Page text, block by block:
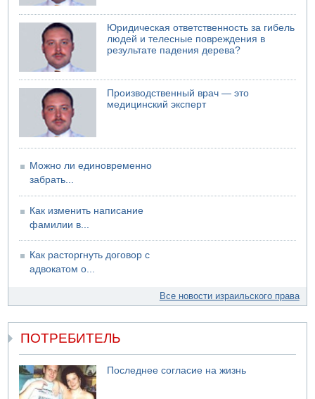
Юридическая ответственность за гибель
людей и телесные повреждения в
результате падения дерева?
Производственный врач — это
медицинский эксперт
Можно ли единовременно
забрать...
Как изменить написание
фамилии в...
Как расторгнуть договор с
адвокатом о...
Все новости израильского права
ПОТРЕБИТЕЛЬ
Последнее согласие на жизнь